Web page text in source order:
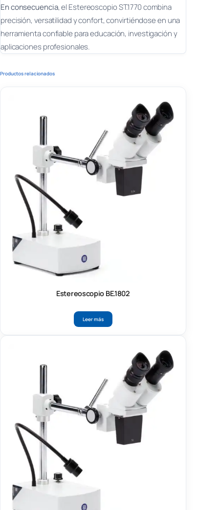
En consecuencia, el Estereoscopio ST.1770 combina
precisión, versatilidad y confort, convirtiéndose en una
herramienta confiable para educación, investigación y
aplicaciones profesionales.
Productos relacionados
Estereoscopio BE.1802
Leer más